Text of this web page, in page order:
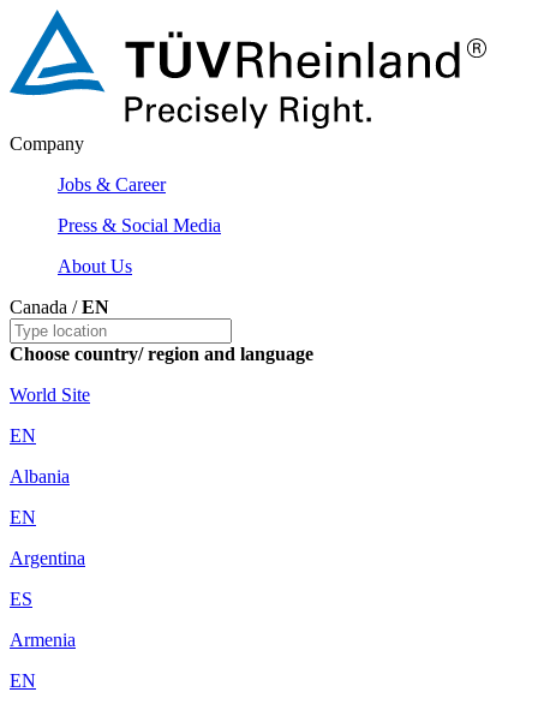
Company
Jobs & Career
Press & Social Media
About Us
Canada /EN
Choose country/ region and language
World Site
EN
Albania
EN
Argentina
ES
Armenia
EN